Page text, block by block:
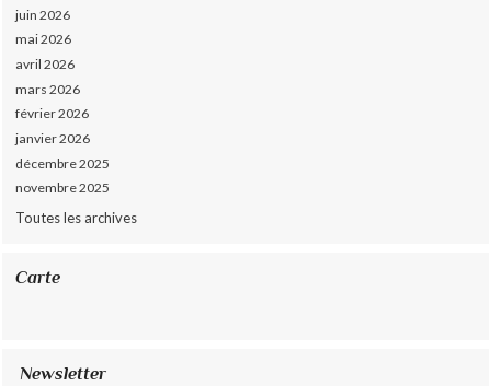
juin 2026
mai 2026
avril 2026
mars 2026
février 2026
janvier 2026
décembre 2025
novembre 2025
Toutes les archives
Carte
Newsletter